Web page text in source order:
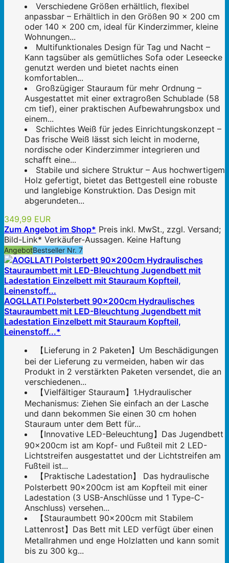
Verschiedene Größen erhältlich, flexibel
anpassbar – Erhältlich in den Größen 90 x 200 cm
oder 140 x 200 cm, ideal für Kinderzimmer, kleine
Wohnungen...
Multifunktionales Design für Tag und Nacht –
Kann tagsüber als gemütliches Sofa oder Leseecke
genutzt werden und bietet nachts einen
komfortablen...
Großzügiger Stauraum für mehr Ordnung –
Ausgestattet mit einer extragroßen Schublade (58
cm tief), einer praktischen Aufbewahrungsbox und
einem...
Schlichtes Weiß für jedes Einrichtungskonzept –
Das frische Weiß lässt sich leicht in moderne,
nordische oder Kinderzimmer integrieren und
schafft eine...
Stabile und sichere Struktur – Aus hochwertigem
Holz gefertigt, bietet das Bettgestell eine robuste
und langlebige Konstruktion. Das Design mit
abgerundeten...
349,99 EUR
Zum Angebot im Shop* Preis inkl. MwSt., zzgl. Versand;
Bild-Link* Verkäufer-Aussagen. Keine Haftung
AngebotBestseller Nr. 7
AOGLLATI Polsterbett 90×200cm Hydraulisches
Stauraumbett mit LED-Bleuchtung Jugendbett mit
Ladestation Einzelbett mit Stauraum Kopfteil,
Leinenstoff...*
【Lieferung in 2 Paketen】Um Beschädigungen
bei der Lieferung zu vermeiden, haben wir das
Produkt in 2 verstärkten Paketen versendet, die an
verschiedenen...
【Vielfältiger Stauraum】1.Hydraulischer
Mechanismus: Ziehen Sie einfach an der Lasche
und dann bekommen Sie einen 30 cm hohen
Stauraum unter dem Bett für...
【Innovative LED-Beleuchtung】Das Jugendbett
90×200cm ist am Kopf- und Fußteil mit 2 LED-
Lichtstreifen ausgestattet und der Lichtstreifen am
Fußteil ist...
【Praktische Ladestation】 Das hydraulische
Polsterbett 90×200cm ist am Kopfteil mit einer
Ladestation (3 USB-Anschlüsse und 1 Type-C-
Anschluss) versehen...
【Stauraumbett 90×200cm mit Stabilem
Lattenrost】Das Bett mit LED verfügt über einen
Metallrahmen und enge Holzlatten und kann somit
bis zu 300 kg...